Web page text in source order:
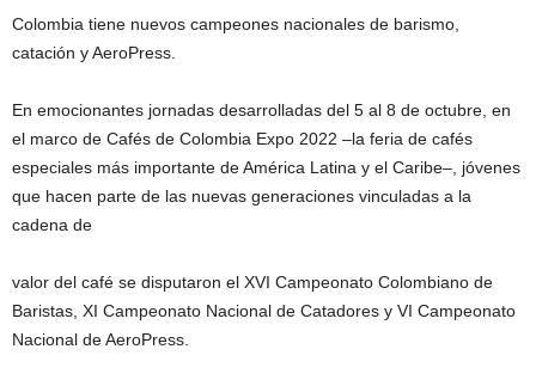
Colombia tiene nuevos campeones nacionales de barismo,
catación y AeroPress.
En emocionantes jornadas desarrolladas del 5 al 8 de octubre, en
el marco de Cafés de Colombia Expo 2022 –la feria de cafés
especiales más importante de América Latina y el Caribe–, jóvenes
que hacen parte de las nuevas generaciones vinculadas a la
cadena de
valor del café se disputaron el XVI Campeonato Colombiano de
Baristas, XI Campeonato Nacional de Catadores y VI Campeonato
Nacional de AeroPress.